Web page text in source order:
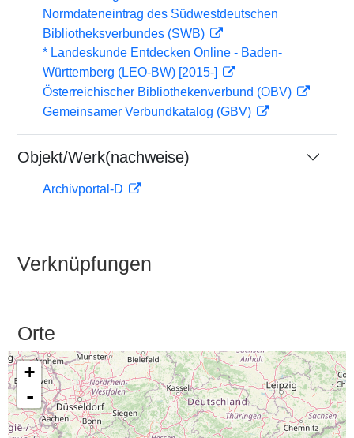
Normdateneintrag des Südwestdeutschen
Bibliotheksverbundes (SWB)
* Landeskunde Entdecken Online - Baden-
Württemberg (LEO-BW) [2015-]
Österreichischer Bibliothekenverbund (OBV)
Gemeinsamer Verbundkatalog (GBV)
Objekt/Werk(nachweise)
Archivportal-D
Verknüpfungen
Orte
+
-